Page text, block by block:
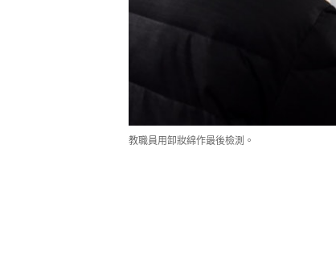
教職員用卸妝綿作最後檢測。